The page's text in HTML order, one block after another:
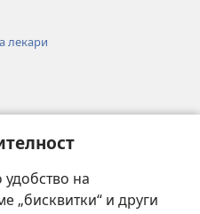
на
„бисквитки“ и други
лекари
кула“